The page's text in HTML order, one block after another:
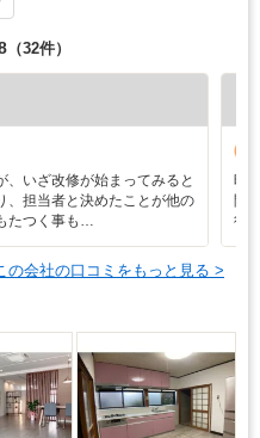
（32件）
、いざ改修が始まってみると
、担当者と決めたことが他の
たつく事も…
時
間
行
の会社の口コミをもっと見る >